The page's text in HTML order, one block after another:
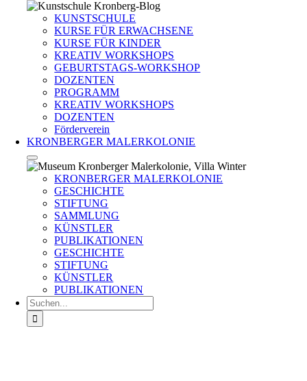
KUNSTSCHULE
KURSE FÜR ERWACHSENE
KURSE FÜR KINDER
KREATIV WORKSHOPS
GEBURTSTAGS-WORKSHOP
DOZENTEN
PROGRAMM
KREATIV WORKSHOPS
DOZENTEN
Förderverein
KRONBERGER MALERKOLONIE
KRONBERGER MALERKOLONIE
GESCHICHTE
STIFTUNG
SAMMLUNG
KÜNSTLER
PUBLIKATIONEN
GESCHICHTE
STIFTUNG
KÜNSTLER
PUBLIKATIONEN
Suche
nach: